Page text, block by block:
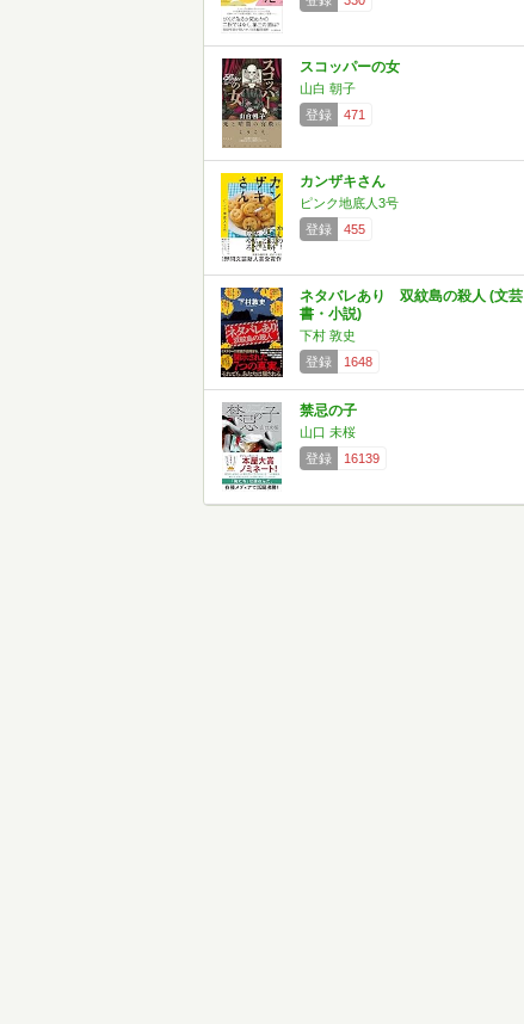
スコッパーの女
山白 朝子
登録
471
カンザキさん
ピンク地底人3号
登録
455
ネタバレあり 双紋島の殺人 (文芸
書・小説)
下村 敦史
登録
1648
禁忌の子
山口 未桜
登録
16139